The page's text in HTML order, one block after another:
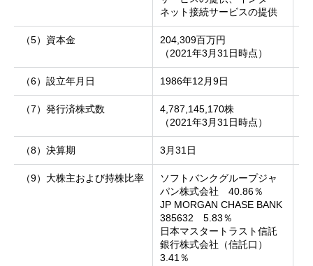
ネット接続サービスの提供
（5）資本金
204,309百万円
（2021年3月31日時点）
（6）設立年月日 1986年12月9日
（7）発行済株式数
4,787,145,170株
（2021年3月31日時点）
（8）決算期 3月31日
（9）大株主および持株比率
ソフトバンクグループジャ
パン株式会社 40.86％
JP MORGAN CHASE BANK
385632 5.83％
日本マスタートラスト信託
銀行株式会社（信託口）
3.41％